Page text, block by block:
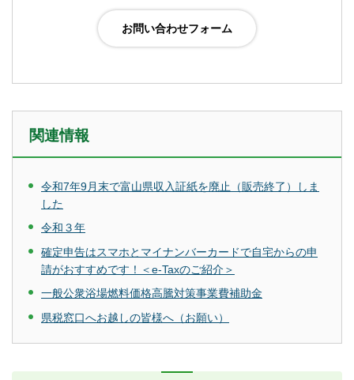
関連情報
令和7年9月末で富山県収入証紙を廃止（販売終了）しま
した
令和３年
確定申告はスマホとマイナンバーカードで自宅からの申
請がおすすめです！＜e-Taxのご紹介＞
一般公衆浴場燃料価格高騰対策事業費補助金
県税窓口へお越しの皆様へ（お願い）